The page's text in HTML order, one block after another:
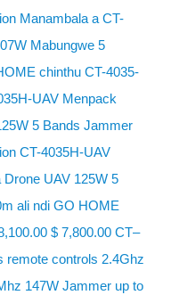
Manambala a CT-
Mabungwe 5
chinthu CT-4035-
UAV Menpack
5 Bands Jammer
CT-4035H-UAV
UAV 125W 5
ali ndi GO HOME
$ 7,800.00 CT–
remote controls 2.4Ghz
147W Jammer up to